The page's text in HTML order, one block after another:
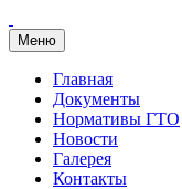
Меню
Главная
Документы
Нормативы ГТО
Новости
Галерея
Контакты